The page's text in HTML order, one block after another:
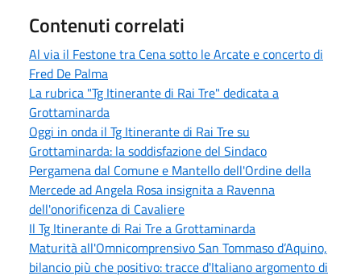
Contenuti correlati
Al via il Festone tra Cena sotto le Arcate e concerto di
Fred De Palma
La rubrica "Tg Itinerante di Rai Tre" dedicata a
Grottaminarda
Oggi in onda il Tg Itinerante di Rai Tre su
Grottaminarda: la soddisfazione del Sindaco
Pergamena dal Comune e Mantello dell'Ordine della
Mercede ad Angela Rosa insignita a Ravenna
dell'onorificenza di Cavaliere
Il Tg Itinerante di Rai Tre a Grottaminarda
Maturità all'Omnicomprensivo San Tommaso d’Aquino,
bilancio più che positivo: tracce d'Italiano argomento di